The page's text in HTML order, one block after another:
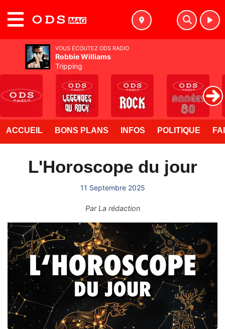
ACCUEIL BONS PLANS INFOS POLITIQUE
L'Horoscope du jour
11 Septembre 2025
ParLa rédaction
VOUS ÉCOUTEZ ODS RADIO
Robbie Williams
Tripping